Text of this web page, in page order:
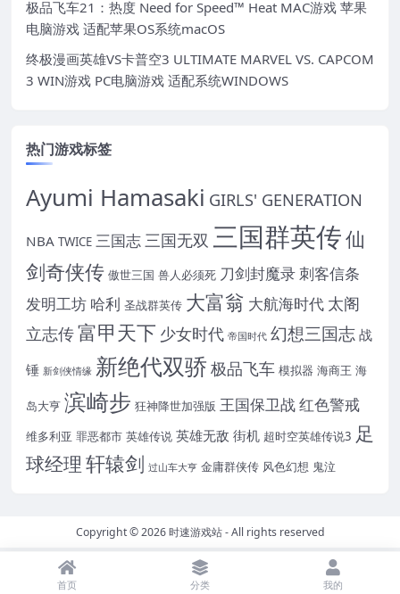
极品飞车21：热度 Need for Speed™ Heat MAC游戏 苹果
电脑游戏 适配苹果OS系统macOS
终极漫画英雄VS卡普空3 ULTIMATE MARVEL VS. CAPCOM
3 WIN游戏 PC电脑游戏 适配系统WINDOWS
热门游戏标签
Ayumi Hamasaki GIRLS' GENERATION
NBA TWICE 三国志三国无双 三国群英传仙
剑奇侠传 傲世三国 兽人必须死 刀剑封魔录刺客信条
发明工坊 哈利 圣战群英传 大富翁 大航海时代 太阁
立志传富甲天下 少女时代 帝国时代 幻想三国志 战
锤 新剑侠情缘 新绝代双骄 极品飞车 模拟器 海商王 海
岛大亨 滨崎步 狂神降世加强版 王国保卫战红色警戒
维多利亚 罪恶都市 英雄传说 英雄无敌 街机 超时空英雄传说3 足
球经理 轩辕剑 过山车大亨 金庸群侠传 风色幻想 鬼泣
Copyright © 2026时速游戏站- All rights reserved
首页 分类 我的